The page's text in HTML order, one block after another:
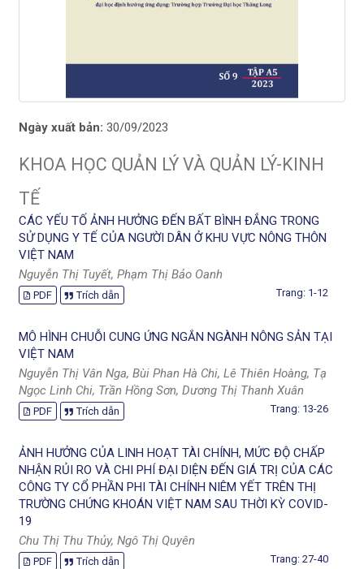
Ngày xuất bản: 30/09/2023
KHOA HỌC QUẢN LÝ VÀ QUẢN LÝ-KINH
TẾ
CÁC YẾU TỐ ẢNH HƯỞNG ĐẾN BẤT BÌNH ĐẲNG TRONG
SỬ DỤNG Y TẾ CỦA NGƯỜI DÂN Ở KHU VỰC NÔNG THÔN
VIỆT NAM
Nguyễn Thị Tuyết, Phạm Thị Bảo Oanh
PDF Trích dẫn Trang: 1-12
MÔ HÌNH CHUỖI CUNG ỨNG NGẮN NGÀNH NÔNG SẢN TẠI
VIỆT NAM
Nguyễn Thị Vân Nga, Bùi Phan Hà Chi, Lê Thiên Hoàng, Tạ
Ngọc Linh Chi, Trần Hồng Sơn, Dương Thị Thanh Xuân
PDF Trích dẫn Trang: 13-26
ẢNH HƯỞNG CỦA LINH HOẠT TÀI CHÍNH, MỨC ĐỘ CHẤP
NHẬN RỦI RO VÀ CHI PHÍ ĐẠI DIỆN ĐẾN GIÁ TRỊ CỦA CÁC
CÔNG TY CỔ PHẦN PHI TÀI CHÍNH NIÊM YẾT TRÊN THỊ
TRƯỜNG CHỨNG KHOÁN VIỆT NAM SAU THỜI KỲ COVID-
19
Chu Thị Thu Thủy, Ngô Thị Quyên
PDF Trích dẫn Trang: 27-40